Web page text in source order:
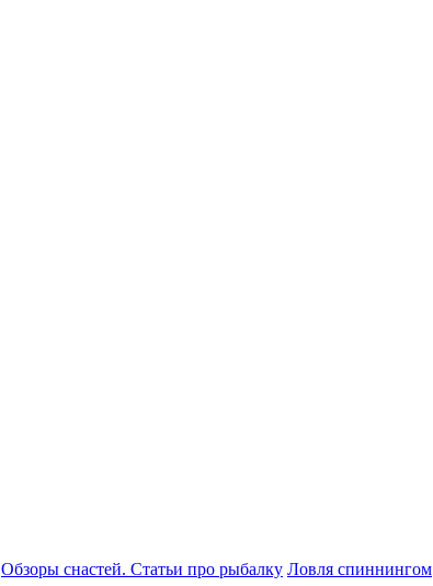
Обзоры снастей. Статьи про рыбалку Ловля спиннингом